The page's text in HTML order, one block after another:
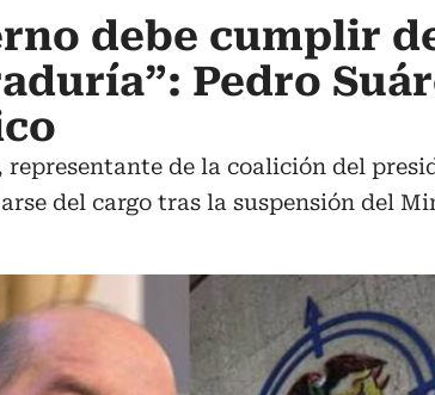
debe cumplir
Pedro
representante de la coalición del
del cargo tras la suspensión del